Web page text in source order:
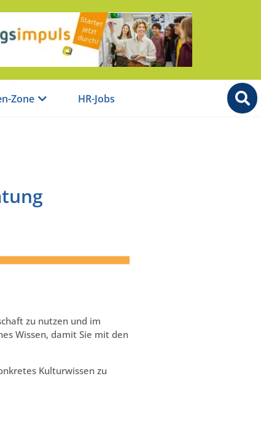
Zone HR-Jobs
zu nutzen und im
Wissen, damit Sie mit den
Kulturwissen zu